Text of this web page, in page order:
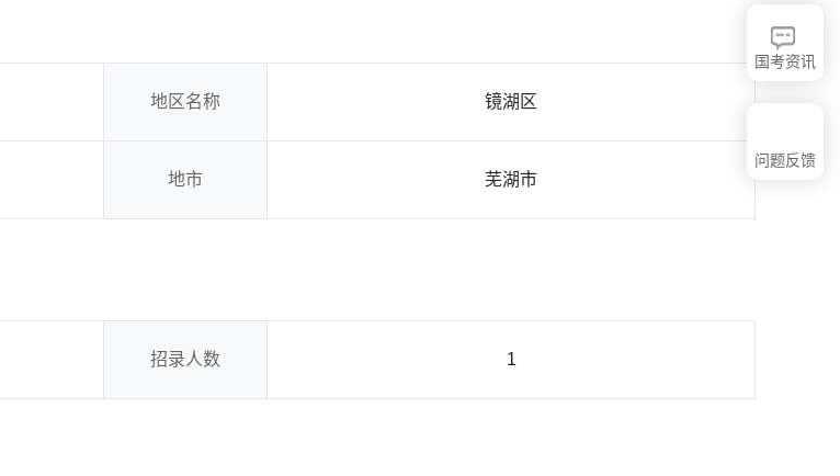
地区名称 镜湖区
地市 芜湖市
招录人数 1
国考资讯
问题反馈